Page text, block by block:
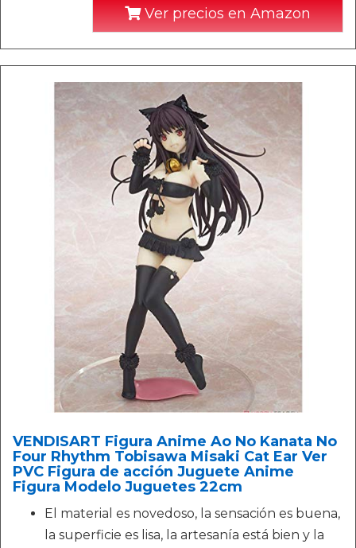
Ver precios en Amazon
VENDISART Figura Anime Ao No Kanata No
Four Rhythm Tobisawa Misaki Cat Ear Ver
PVC Figura de acción Juguete Anime
Figura Modelo Juguetes 22cm
El material es novedoso, la sensación es buena,
la superficie es lisa, la artesanía está bien y la